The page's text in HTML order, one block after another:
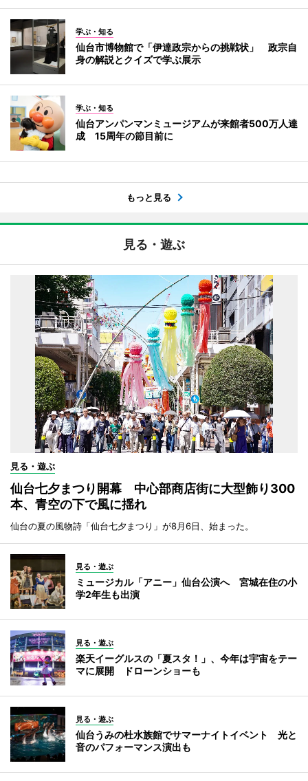
学ぶ・知る
仙台市博物館で「伊達政宗からの挑戦状」 政宗自
身の解説とクイズで学ぶ展示
学ぶ・知る
仙台アンパンマンミュージアムが来館者500万人達
成 15周年の節目前に
もっと見る
見る・遊ぶ
見る・遊ぶ
仙台七夕まつり開幕 中心部商店街に大型飾り300
本、青空の下で風に揺れ
仙台の夏の風物詩「仙台七夕まつり」が8月6日、始まった。
見る・遊ぶ
ミュージカル「アニー」仙台公演へ 宮城在住の小
学2年生も出演
見る・遊ぶ
楽天イーグルスの「夏スタ！」、今年は宇宙をテー
マに展開 ドローンショーも
見る・遊ぶ
仙台うみの杜水族館でサマーナイトイベント 光と
音のパフォーマンス演出も